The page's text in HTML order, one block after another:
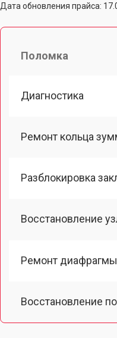
Дата обновления прайса:
Поломка
Диагностика
Ремонт кольца
Разблокировка
Восстановление
Ремонт диафрагмы
Восстановление